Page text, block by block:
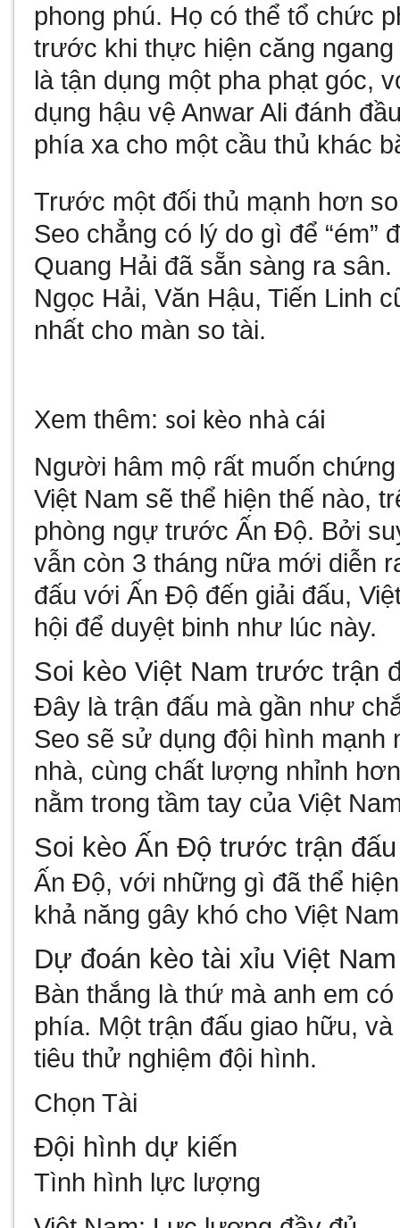
phong phú. Họ có thể tổ chức
trước khi thực hiện căng
là tận dụng một pha phạt góc,
dụng hậu vệ Anwar Ali đánh
phía xa cho một cầu thủ khác
Trước một đối thủ mạnh hơn
Seo chẳng có lý do gì để “ém”
Quang Hải đã sẵn sàng ra
Ngọc Hải, Văn Hậu, Tiến Linh
nhất cho màn so tài.
Xem thêm: soi kèo nhà cái
Người hâm mộ rất muốn
Việt Nam sẽ thể hiện thế nào,
phòng ngự trước Ấn Độ. Bởi
vẫn còn 3 tháng nữa mới diễn
đấu với Ấn Độ đến giải đấu,
hội để duyệt binh như lúc này.
Soi kèo Việt Nam trước trận
Đây là trận đấu mà gần như
Seo sẽ sử dụng đội hình
nhà, cùng chất lượng nhỉnh
nằm trong tầm tay của Việt
Soi kèo Ấn Độ trước trận
Ấn Độ, với những gì đã thể
khả năng gây khó cho Việt
Dự đoán kèo tài xỉu Việt
Bàn thắng là thứ mà anh em
phía. Một trận đấu giao hữu,
tiêu thử nghiệm đội hình.
Chọn Tài
Đội hình dự kiến
Tình hình lực lượng